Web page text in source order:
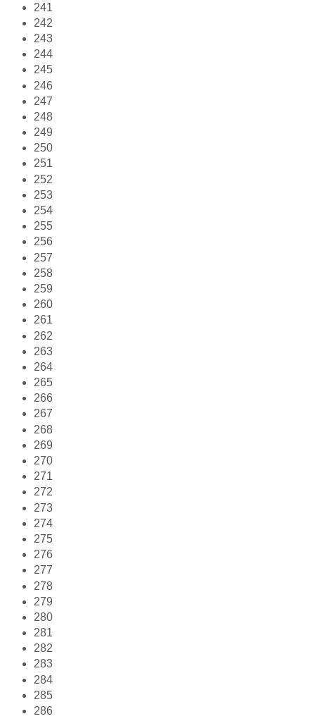
241
242
243
244
245
246
247
248
249
250
251
252
253
254
255
256
257
258
259
260
261
262
263
264
265
266
267
268
269
270
271
272
273
274
275
276
277
278
279
280
281
282
283
284
285
286